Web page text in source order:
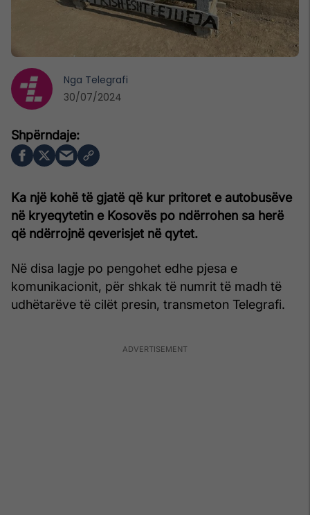
Ka një kohë të gjatë që kur pritoret e autobusëve
në kryeqytetin e Kosovës po ndërrohen sa herë
që ndërrojnë qeverisjet në qytet.
Në disa lagje po pengohet edhe pjesa e
komunikacionit, për shkak të numrit të madh të
udhëtarëve të cilët presin, transmeton Telegrafi.
Nga Telegrafi
30/07/2024